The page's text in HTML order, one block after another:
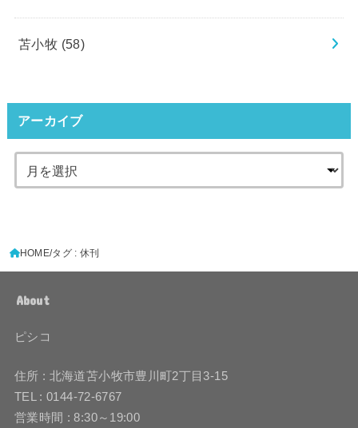
苫小牧 (58)
アーカイブ
HOME タグ : 休刊
About
ピシコ
住所 : 北海道苫小牧市豊川町2丁目3-15
TEL : 0144-72-6767
営業時間 : 8:30～19:00